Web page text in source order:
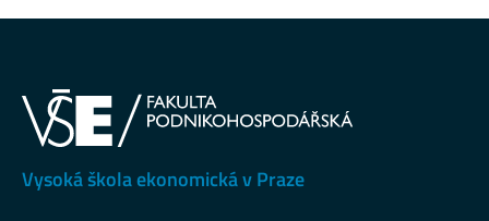
Vysoká škola ekonomická v Praze